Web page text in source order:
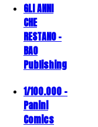
GLI ANNI
CHE
RESTANO -
BAO
Publishing
1/100.000 -
Panini
Comics